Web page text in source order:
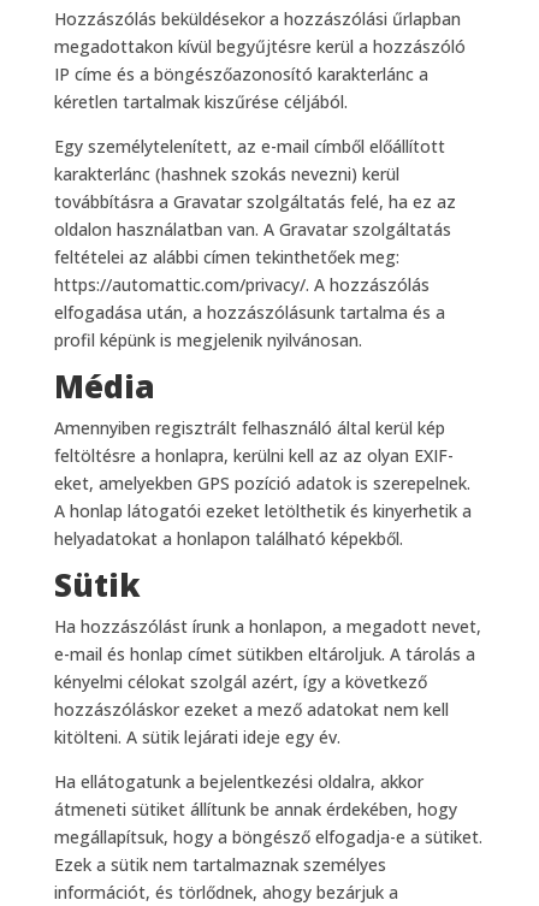
Hozzászólás beküldésekor a hozzászólási űrlapban
megadottakon kívül begyűjtésre kerül a hozzászóló
IP címe és a böngészőazonosító karakterlánc a
kéretlen tartalmak kiszűrése céljából.
Egy személytelenített, az e-mail címből előállított
karakterlánc (hashnek szokás nevezni) kerül
továbbításra a Gravatar szolgáltatás felé, ha ez az
oldalon használatban van. A Gravatar szolgáltatás
feltételei az alábbi címen tekinthetőek meg:
https://automattic.com/privacy/. A hozzászólás
elfogadása után, a hozzászólásunk tartalma és a
profil képünk is megjelenik nyilvánosan.
Média
Amennyiben regisztrált felhasználó által kerül kép
feltöltésre a honlapra, kerülni kell az az olyan EXIF-
eket, amelyekben GPS pozíció adatok is szerepelnek.
A honlap látogatói ezeket letölthetik és kinyerhetik a
helyadatokat a honlapon található képekből.
Sütik
Ha hozzászólást írunk a honlapon, a megadott nevet,
e-mail és honlap címet sütikben eltároljuk. A tárolás a
kényelmi célokat szolgál azért, így a következő
hozzászóláskor ezeket a mező adatokat nem kell
kitölteni. A sütik lejárati ideje egy év.
Ha ellátogatunk a bejelentkezési oldalra, akkor
átmeneti sütiket állítunk be annak érdekében, hogy
megállapítsuk, hogy a böngésző elfogadja-e a sütiket.
Ezek a sütik nem tartalmaznak személyes
információt, és törlődnek, ahogy bezárjuk a